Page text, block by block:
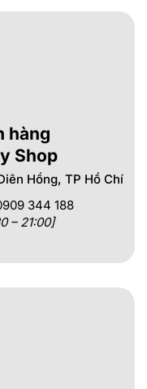
hàng
Shop
Hồng, TP Hồ Chí
344 188
– 21:00]